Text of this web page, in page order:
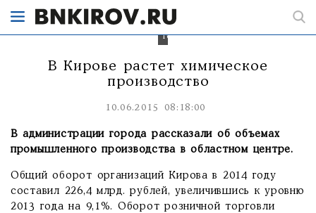
2013
года).
В Кирове растет химическое
производство
10.06.2015 08:18:00
В администрации города рассказали об объемах
промышленного производства в областном центре.
Общий оборот организаций Кирова в 2014 году
составил 226,4 млрд. рублей, увеличившись к уровню
2013 года на 9,1%. Оборот розничной торговли